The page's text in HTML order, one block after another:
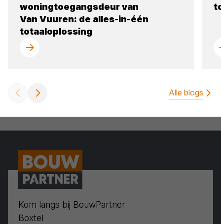
woningtoegangsdeur van
Van Vuuren: de alles-in-één
totaaloplossing
Alle blogs
Kom langs bij BouwPartner
Boxtel